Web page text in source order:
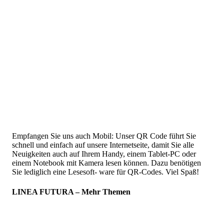
Empfangen Sie uns auch Mobil: Unser QR Code führt Sie
schnell und einfach auf unsere Internetseite, damit Sie alle
Neuigkeiten auch auf Ihrem Handy, einem Tablet-PC oder
einem Notebook mit Kamera lesen können. Dazu benötigen
Sie lediglich eine Lesesoft- ware für QR-Codes. Viel Spaß!
LINEA FUTURA – Mehr Themen